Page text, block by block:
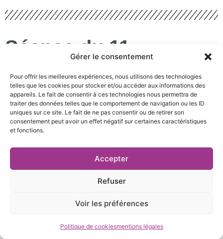
Gérer le consentement
Pour offrir les meilleures expériences, nous utilisons des technologies
telles que les cookies pour stocker et/ou accéder aux informations des
appareils. Le fait de consentir à ces technologies nous permettra de
traiter des données telles que le comportement de navigation ou les ID
uniques sur ce site. Le fait de ne pas consentir ou de retirer son
consentement peut avoir un effet négatif sur certaines caractéristiques
et fonctions.
Accepter
Refuser
Voir les préférences
Politique de cookiesmentions légales
Séance du 11
décembre 2023
Date de mise en ligne : 19 décembre 2023
Délibération N°2023-140